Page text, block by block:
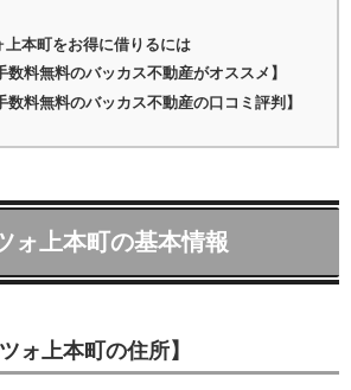
上本町をお得に借りるには
数料無料のバッカス不動産がオススメ】
数料無料のバッカス不動産の口コミ評判】
ォ上本町の基本情報
ォ上本町の住所】